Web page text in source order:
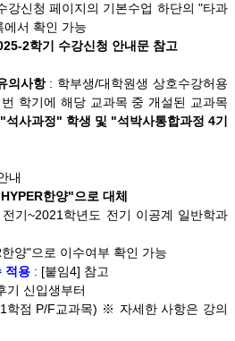
강신청 페이지의 기본수업 하단의 "타과
에서 확인 가능
2학기 수강신청 안내문 참고
의사항: 학부생/대학원생 상호수강허용
학기에 해당 교과목 중 개설된 교과목
"석사과정" 학생 및 "석박사통합과정 4기
내
한양"으로 대체
기~2021학년도 전기 이공계 일반학과
양"으로 이수여부 확인 가능
적용 : [붙임4] 참고
신입생부터
학점 P/F교과목) ※ 자세한 사항은 강의